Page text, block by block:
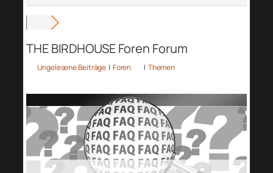
THE BIRDHOUSE Foren Forum
Ungelesene Beiträge | Foren | Themen